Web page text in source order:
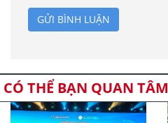
GỬI BÌNH LUẬN
CÓ THỂ BẠN QUAN TÂM